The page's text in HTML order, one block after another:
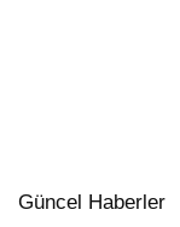
Güncel Haberler